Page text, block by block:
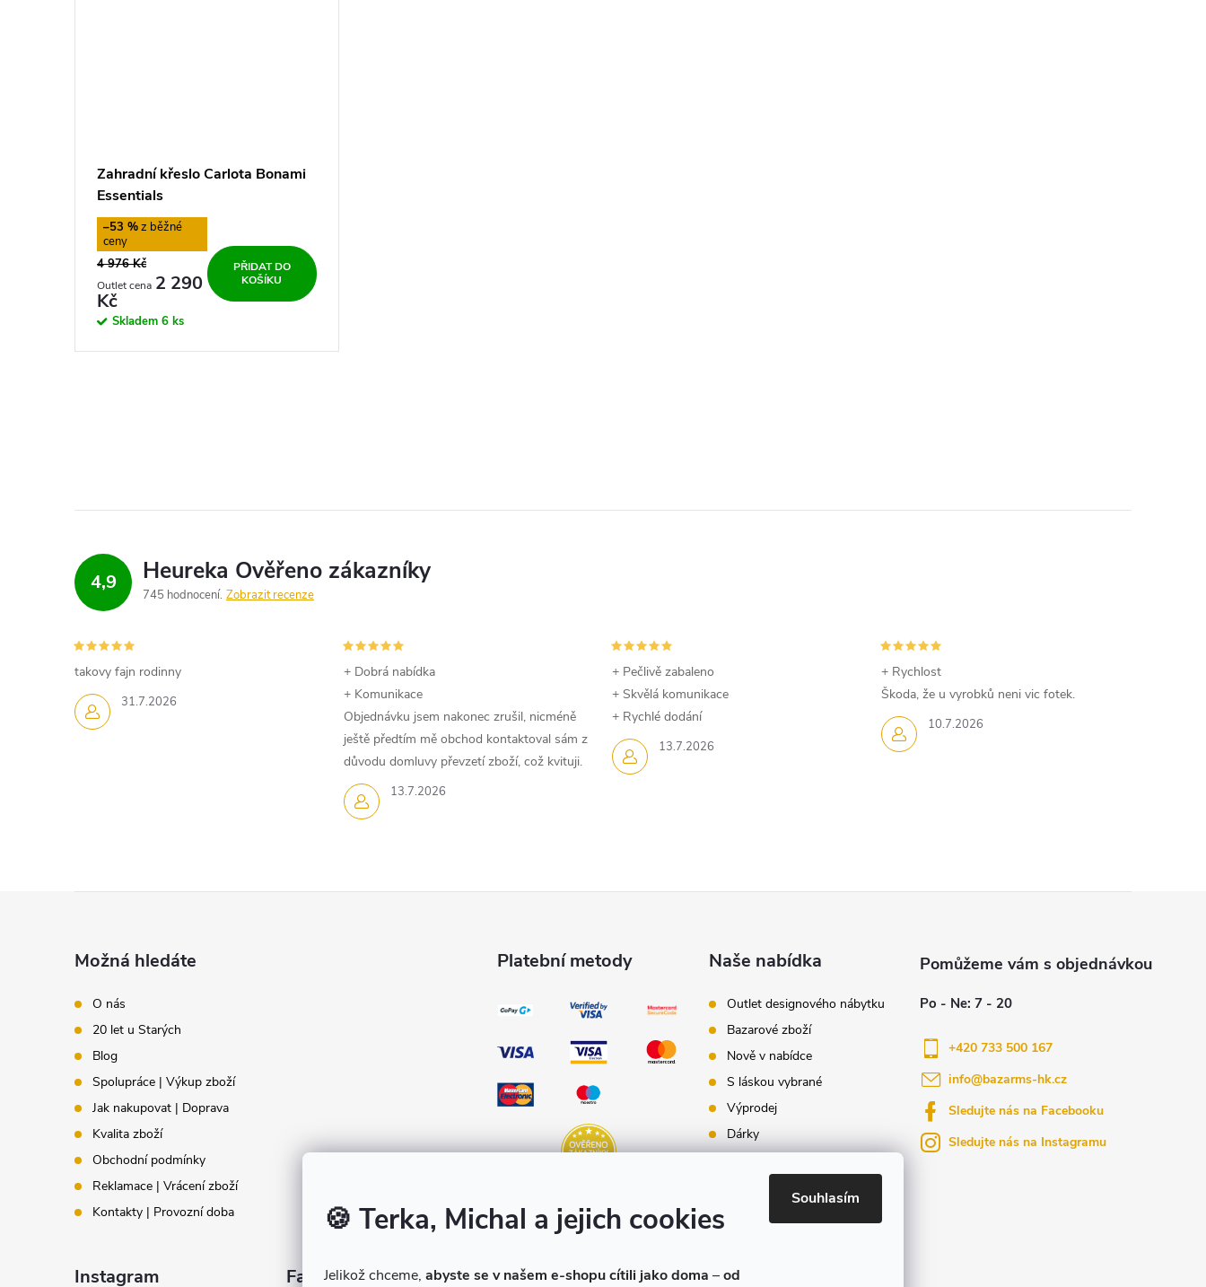
🍪 Terka, Michal a jejich cookies
Jelikož chceme, abyste se v našem e-shopu cítili jako doma –od
Souhlasím
Zahradní křeslo Carlota Bonami
Essentials
–53 %
4 976 Kč
2 290
Kč
Skladem 6 ks
PŘIDAT DO
KOŠÍKU
d
a
c
í
p
v
p
i
s
u
4,9
745 hodnocení Zobrazit recenze
31.7.2026
takovy fajn rodinny
13.7.2026
+ Dobrá nabídka
+ Komunikace
Objednávku jsem nakonec zrušil, nicméně
ještě předtím mě obchod kontaktoval sám z
důvodu domluvy převzetí zboží, což kvituji.
13.7.2026
+ Pečlivě zabaleno
+ Skvělá komunikace
+ Rychlé dodání
10.7.2026
+ Rychlost
Škoda, že u vyrobků neni vic fotek.
Možná hledáte
O nás
20 let u Starých
Blog
Spolupráce | Výkup zboží
Jak nakupovat | Doprava
Kvalita zboží
Obchodní podmínky
Reklamace | Vrácení zboží
Kontakty | Provozní doba
Platební metody Naše nabídka
Outlet designového nábytku
Bazarové zboží
Nově v nabídce
S láskou vybrané
Výprodej
Dárky
e-shopu
info@bazarms-hk.cz
+420 733 500 167
Sledujte nás na Facebooku
Sledujte nás na Instagramu
Instagram Facebook